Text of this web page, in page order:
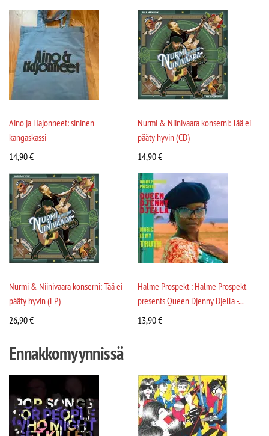
Aino ja Hajonneet: sininen
kangaskassi
14,90€
Nurmi & Niinivaara konserni: Tää ei
pääty hyvin (CD)
14,90€
Nurmi & Niinivaara konserni: Tää ei
pääty hyvin (LP)
26,90€
Halme Prospekt : Halme Prospekt
presents Queen Djenny Djella -...
13,90€
Ennakkomyynnissä